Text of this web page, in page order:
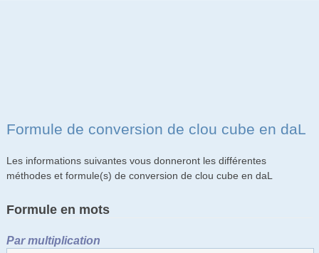
Formule de conversion de clou cube en daL
Les informations suivantes vous donneront les différentes
méthodes et formule(s) de conversion de clou cube en daL
Formule en mots
Par multiplication